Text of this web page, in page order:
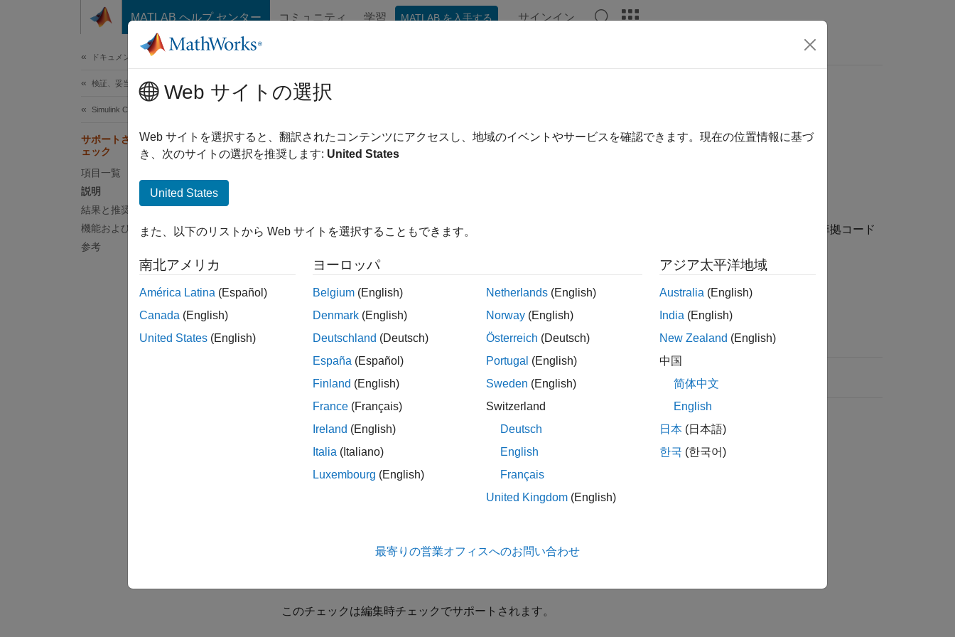
コンテンツへスキップ
MATLAB ヘルプ センター コミュニティ 学習 MATLAB を入手する サインイン
ドキュメンテーションのホーム
検証、妥当性確認、テスト
Simulink Check
サポートされていないブロック名のチ
ェック
項目一覧
説明
結果と推奨アクション
機能および制限事項
参考
サポートされていないブロック名のチェック
チェック ID: mathworks.misra.BlockNames
このチェックの推奨事項に従うと、組み込みアプリケーション用の MISRA C:2012 および MISRA C:2023 準拠コード
® ®
結果と推奨アクション
推奨アクション
を含むブロック名がモデルまたはサブシステム内で見
つかった。
をブロック名から削除します。
機能および制限事項
ライブラリ モデルで実行されます。
ライブラリにリンクされたブロックの内容を解析します。
Simulink Checkライセンスをお持ちの場合は、ブロックおよびチャートの対象外指定が許可されます。
このチェックは編集時チェックでサポートされます。
Web サイトの選択
Web サイトを選択すると、翻訳されたコンテンツにアクセスし、地域のイベントやサービスを確認できます。現在の位置情報に基づ
き、次のサイトの選択を推奨します: United States
United States
また、以下のリストから Web サイトを選択することもできます。
南北アメリカ
América Latina (Español)
Canada (English)
United States (English)
ヨーロッパ
Belgium (English)
Denmark (English)
Deutschland (Deutsch)
España (Español)
Finland (English)
France (Français)
Ireland (English)
Italia (Italiano)
Luxembourg (English)
Netherlands (English)
Norway (English)
Österreich (Deutsch)
Portugal (English)
Sweden (English)
Switzerland
Deutsch
English
Français
United Kingdom (English)
アジア太平洋地域
Australia (English)
India (English)
New Zealand (English)
中国
简体中文
English
日本 (日本語)
한국 (한국어)
最寄りの営業オフィスへのお問い合わせ